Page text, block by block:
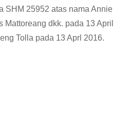
SHM 25952 atas nama Annie
dkk. pada 13 April
Tolla pada 13 Aprl 2016.